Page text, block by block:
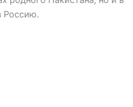
Россию.